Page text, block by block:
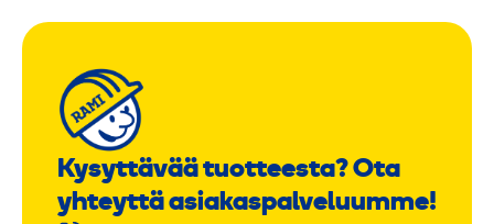
Kysyttävää tuotteesta? Ota
yhteyttä asiakaspalveluumme!